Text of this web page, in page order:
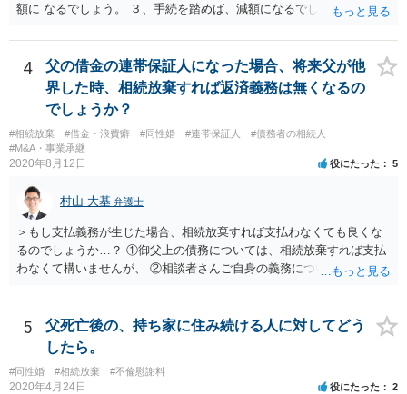
額に なるでしょう。 ３、手続を踏めば、減額になるでしょう。 ４、
しょう。 いろいろ議論のあるところですが、実務は上記のような運用
でしょう。
4
父の借金の連帯保証人になった場合、将来父が他
界した時、相続放棄すれば返済義務は無くなるの
でしょうか？
#相続放棄 #借金・浪費癖 #同性婚 #連帯保証人
#債務者の相続人
#M&A・事業承継
2020年8月12日 役にたった 5
村山 大基 弁護士
＞もし支払義務が生じた場合、相続放棄すれば支払わなくても良くな
るのでしょうか…？ ①御父上の債務については、相続放棄すれば支払
わなくて構いませんが、 ②相談者さんご自身の義務については、契約
いないので何とも言えません。 そもそも、何の義務も負わないなら、
印鑑証明まで用意して推定相続人にサインさせる意味もないような気
がします。 もし何らかの義務を相続放棄しても負う内容だと困ります
ので、契約書の文面を持って、弁護士に相談に行かれることをお勧め
します。
5
父死亡後の、持ち家に住み続ける人に対してどう
したら。
#同性婚 #相続放棄 #不倫慰謝料
2020年4月24日 役にたった 2